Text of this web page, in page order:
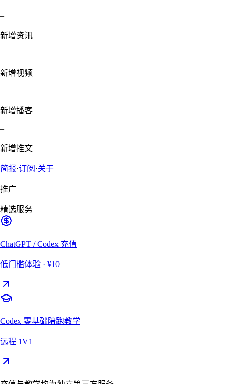
–
新增资讯
–
新增视频
–
新增播客
–
新增推文
简报·订阅 ·关于
推广
精选服务
ChatGPT / Codex 充值
低门槛体验 · ¥10
Codex 零基础陪跑教学
远程 1V1